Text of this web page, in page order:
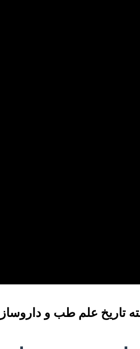
تاریخ علم طب و